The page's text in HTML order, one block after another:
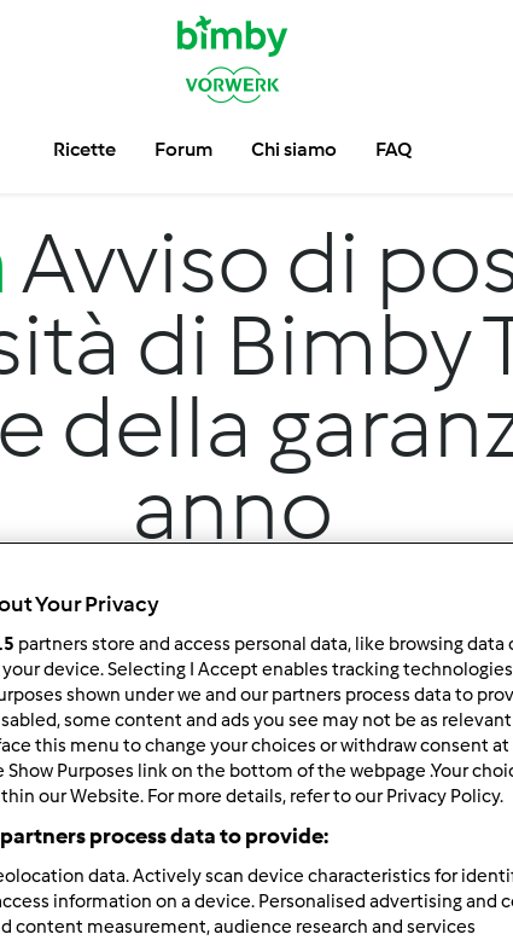
Ricette Forum Chi siamo FAQ
Avviso di
di Bimby
della
anno
recenti
Risultati per pagina:
10
Your Privacy
partners store and access personal data, like browsing data
device. Selecting I Accept enables tracking
shown under we and our partners process data to
some content and ads you see may not be as
this menu to change your choices or withdraw consent
Show Purposes link on the bottom of the webpage .Your
our Website. For more details, refer to our Privacy Policy.
process data to provide:
data. Actively scan device characteristics for
information on a device. Personalised advertising and
content measurement, audience research and services